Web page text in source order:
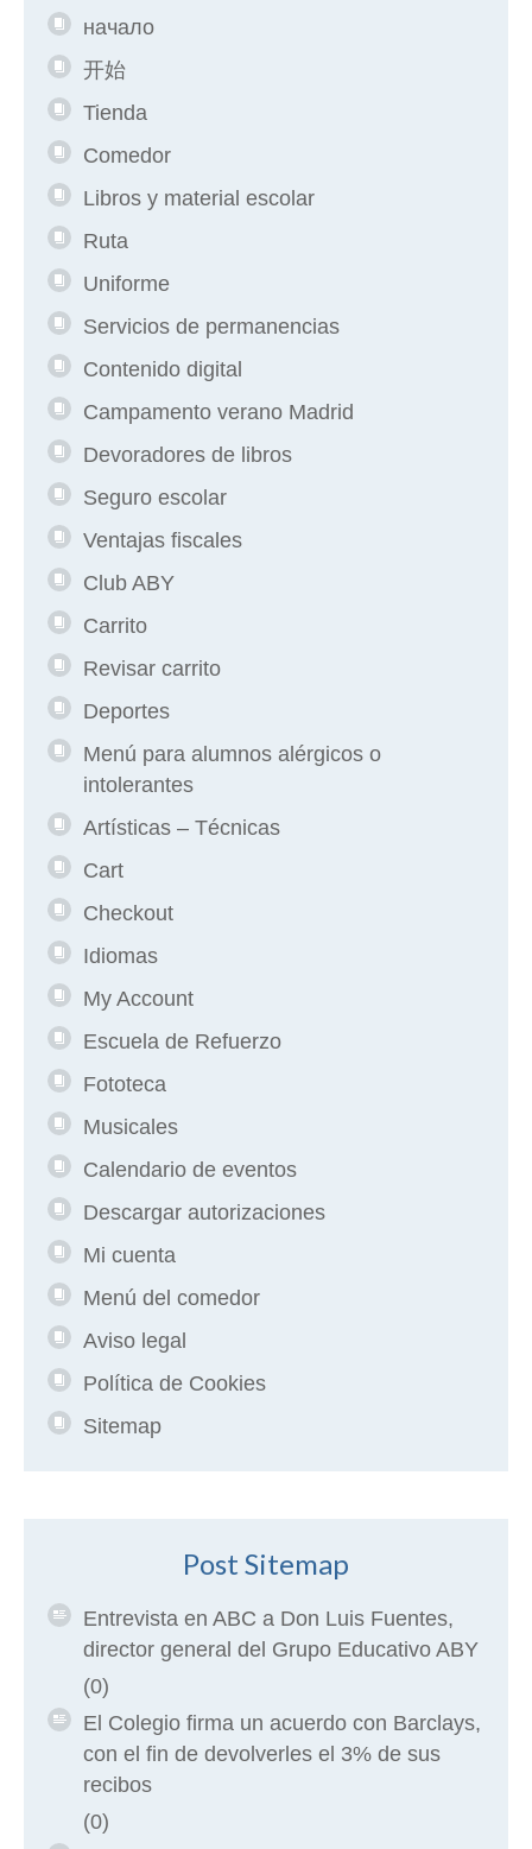
начало
开始
Tienda
Comedor
Libros y material escolar
Ruta
Uniforme
Servicios de permanencias
Contenido digital
Campamento verano Madrid
Devoradores de libros
Seguro escolar
Ventajas fiscales
Club ABY
Carrito
Revisar carrito
Deportes
Menú para alumnos alérgicos o
intolerantes
Artísticas – Técnicas
Cart
Checkout
Idiomas
My Account
Escuela de Refuerzo
Fototeca
Musicales
Calendario de eventos
Descargar autorizaciones
Mi cuenta
Menú del comedor
Aviso legal
Política de Cookies
Sitemap
Post Sitemap
Entrevista en ABC a Don Luis Fuentes,
director general del Grupo Educativo ABY
(0)
El Colegio firma un acuerdo con Barclays,
con el fin de devolverles el 3% de sus
recibos
(0)